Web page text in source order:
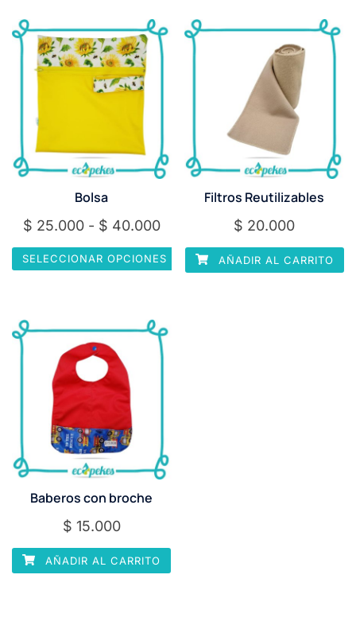
Bolsa
$ 25.000 - $ 40.000Rango
de
precios:
hasta
SELECCIONAR OPCIONES
tiene
múltiples
variantes.
Las
opciones
se
pueden
elegir
en
la
página
de
producto
Filtros Reutilizables
$ 20.000
AÑADIR AL CARRITO
Baberos con broche
$ 15.000
AÑADIR AL CARRITO